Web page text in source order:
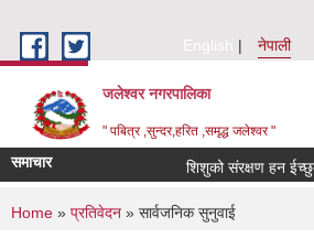
English
नेपाली
जलेश्वर नगरपालिका
" पबित्र ,सुन्दर,हरित ,समृद्ध जलेश्वर "
समाचार शिशुको संरक्षण हन ईच्छुक
You are here
Home » प्रतिवेदन » सार्वजनिक सुनुवाई